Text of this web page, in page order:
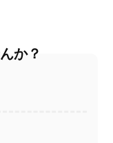
か？